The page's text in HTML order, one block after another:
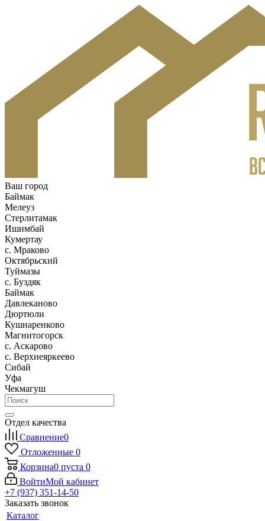
Ваш город
Баймак
Мелеуз
Стерлитамак
Ишимбай
Кумертау
c. Мраково
Октябрьский
Туймазы
c. Буздяк
Баймак
Давлеканово
Дюртюли
Кушнаренково
Магнитогорск
с. Аскарово
с. Верхнеяркеево
Сибай
Уфа
Чекмагуш
Отдел качества
Сравнение0
Отложенные 0
Корзина0 пуста 0
ВойтиМой кабинет
+7 (937) 351-14-50
Заказать звонок
Каталог